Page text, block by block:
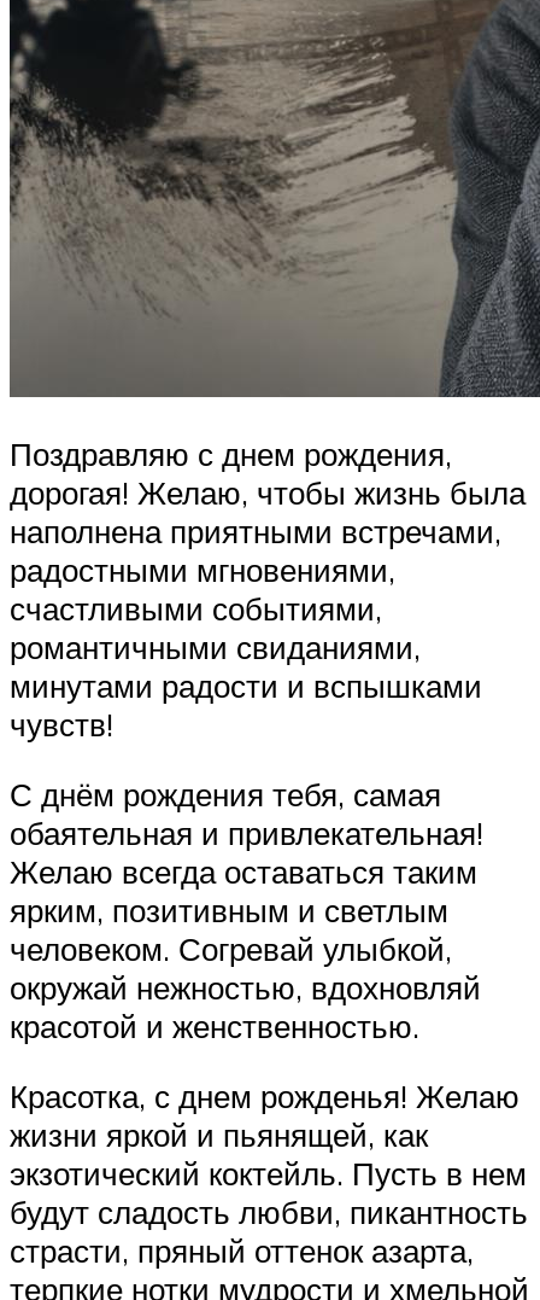
Поздравляю с днем рождения,
дорогая! Желаю, чтобы жизнь была
наполнена приятными встречами,
радостными мгновениями,
счастливыми событиями,
романтичными свиданиями,
минутами радости и вспышками
чувств!
С днём рождения тебя, самая
обаятельная и привлекательная!
Желаю всегда оставаться таким
ярким, позитивным и светлым
человеком. Согревай улыбкой,
окружай нежностью, вдохновляй
красотой и женственностью.
Красотка, с днем рожденья! Желаю
жизни яркой и пьянящей, как
экзотический коктейль. Пусть в нем
будут сладость любви, пикантность
страсти, пряный оттенок азарта,
терпкие нотки мудрости и хмельной